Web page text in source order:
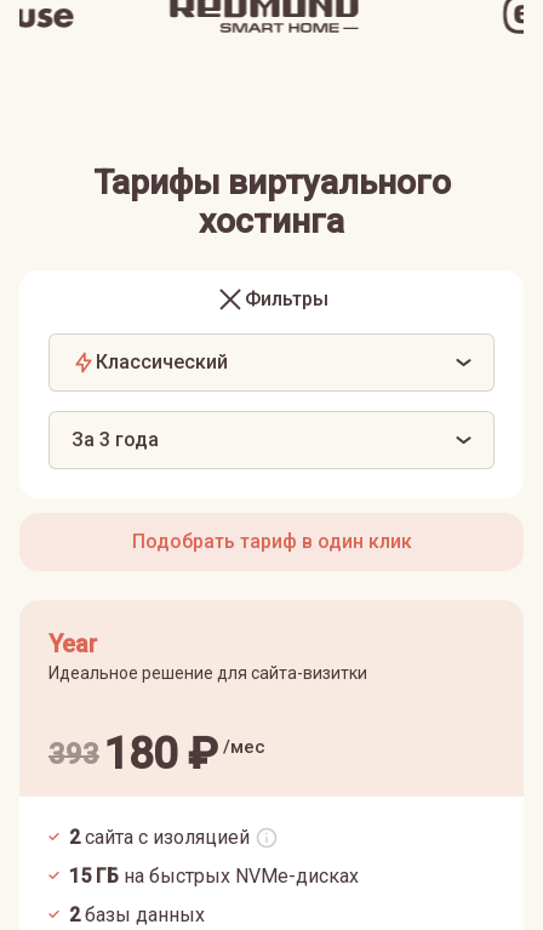
Тарифы виртуального
хостинга
Фильтры
Классический
За 3 года
Подобрать тариф в один клик
Year
Идеальное решение для сайта-визитки
393 180₽ /мес
2 сайта с изоляцией
15ГБ на быстрых NVMe-дисках
2базы данных